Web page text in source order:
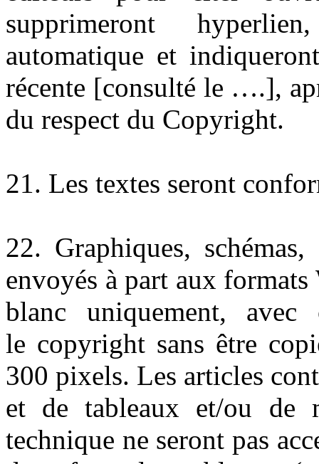
supprimeront
automatique et
récente [consulté le ….],
du respect du Copyright.
21. Les textes seront
22. Graphiques,
envoyés à part aux
blanc uniquement, avec
le copyright sans être
300 pixels. Les articles
et de tableaux et/ou de
technique ne seront pas